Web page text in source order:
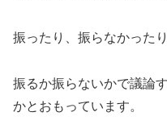
振ったり、振らなかったり
振るか振らないかで議論
かとおもっています。